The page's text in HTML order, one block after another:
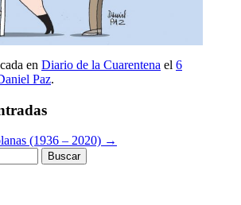
en Diario de la Cuarentena el 6
Paz.
(1936 – 2020) →